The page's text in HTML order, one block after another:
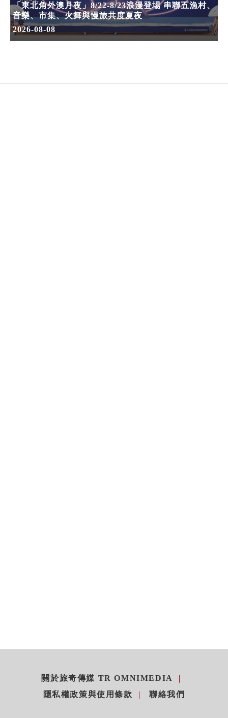
「東北角外澳月夜」8/22-8/23浪漫登場 串聯五漁村、
音樂、市集、火舞與慢旅共度夏夜
2026-08-08
關於旅奇傳媒 TR OMNIMEDIA
隱私權政策與使用條款
聯絡我們